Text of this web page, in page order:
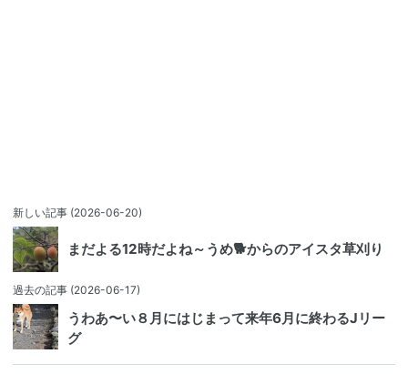
新しい記事 (2026-06-20)
まだよる12時だよね～うめ🐕️からのアイスタ草刈り
過去の記事 (2026-06-17)
うわあ〜い８月にはじまって来年6月に終わるJリー
グ